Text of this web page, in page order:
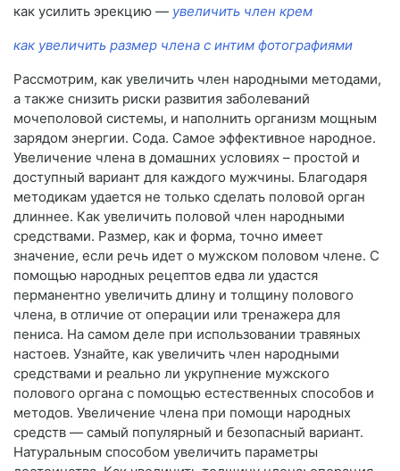
как усилить эрекцию — увеличить член крем
как увеличить размер члена с интим фотографиями
Рассмотрим, как увеличить член народными методами,
а также снизить риски развития заболеваний
мочеполовой системы, и наполнить организм мощным
зарядом энергии. Сода. Самое эффективное народное.
Увеличение члена в домашних условиях – простой и
доступный вариант для каждого мужчины. Благодаря
методикам удается не только сделать половой орган
длиннее. Как увеличить половой член народными
средствами. Размер, как и форма, точно имеет
значение, если речь идет о мужском половом члене. С
помощью народных рецептов едва ли удастся
перманентно увеличить длину и толщину полового
члена, в отличие от операции или тренажера для
пениса. На самом деле при использовании травяных
настоев. Узнайте, как увеличить член народными
средствами и реально ли укрупнение мужского
полового органа с помощью естественных способов и
методов. Увеличение члена при помощи народных
средств — самый популярный и безопасный вариант.
Натуральным способом увеличить параметры